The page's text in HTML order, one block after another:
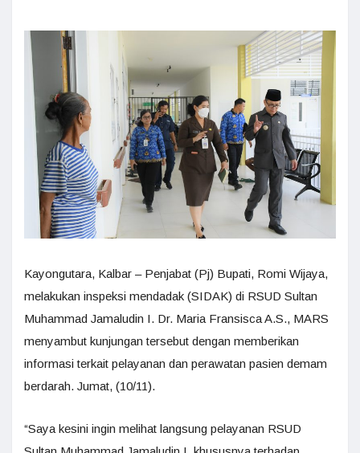
Kayongutara, Kalbar – Penjabat (Pj) Bupati, Romi Wijaya,
melakukan inspeksi mendadak (SIDAK) di RSUD Sultan
Muhammad Jamaludin I. Dr. Maria Fransisca A.S., MARS
menyambut kunjungan tersebut dengan memberikan
informasi terkait pelayanan dan perawatan pasien demam
berdarah. Jumat, (10/11).
“Saya kesini ingin melihat langsung pelayanan RSUD